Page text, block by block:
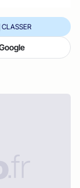
CLASSER